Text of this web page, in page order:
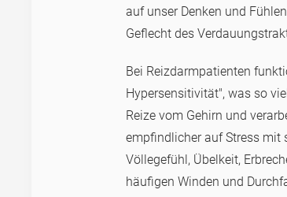
auf unser Denken und
Geflecht des
Bei Reizdarmpatienten
Hypersensitivität", was so
Reize vom Gehirn und
empfindlicher auf Stress mit
Völlegefühl, Übelkeit,
häufigen Winden und